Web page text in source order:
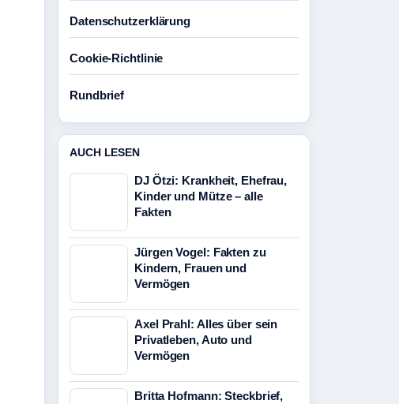
Datenschutzerklärung
Cookie-Richtlinie
Rundbrief
AUCH LESEN
DJ Ötzi: Krankheit, Ehefrau,
Kinder und Mütze – alle
Fakten
Jürgen Vogel: Fakten zu
Kindern, Frauen und
Vermögen
Axel Prahl: Alles über sein
Privatleben, Auto und
Vermögen
Britta Hofmann: Steckbrief,